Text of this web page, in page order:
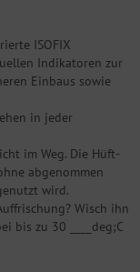
ISOFIX
Indikatoren zur
Einbaus sowie
in jeder
im Weg. Die Hüft-
abgenommen
wird.
Wisch ihn
bis zu 30 ____deg;C